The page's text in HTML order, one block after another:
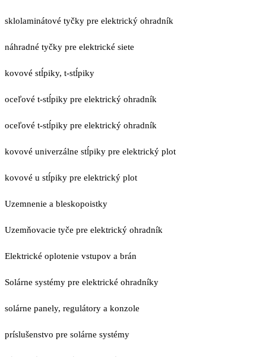
sklolaminátové tyčky pre elektrický ohradník
náhradné tyčky pre elektrické siete
kovové stĺpiky, t-stĺpiky
oceľové t-stĺpiky pre elektrický ohradník
oceľové t-stĺpiky pre elektrický ohradník
kovové univerzálne stĺpiky pre elektrický plot
kovové u stĺpiky pre elektrický plot
Uzemnenie a bleskopoistky
Uzemňovacie tyče pre elektrický ohradník
Elektrické oplotenie vstupov a brán
Solárne systémy pre elektrické ohradníky
solárne panely, regulátory a konzole
príslušenstvo pre solárne systémy